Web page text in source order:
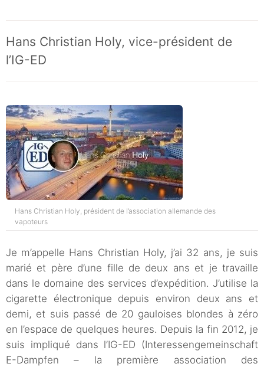
Hans Christian Holy, vice-président de
l’IG-ED
Hans Christian Holy, président de l’association allemande des
vapoteurs
Je m’appelle Hans Christian Holy, j’ai 32 ans, je suis
marié et père d’une fille de deux ans et je travaille
dans le domaine des services d’expédition. J’utilise la
cigarette électronique depuis environ deux ans et
demi, et suis passé de 20 gauloises blondes à zéro
en l’espace de quelques heures. Depuis la fin 2012, je
suis impliqué dans l’IG-ED (Interessengemeinschaft
E-Dampfen – la première association des